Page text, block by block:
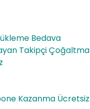
Bedava
Takipçi Çoğaltma
Kazanma Ücretsiz